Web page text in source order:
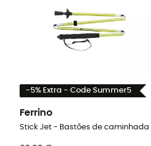
-5% Extra - Code Summer5
Ferrino
Stick Jet - Bastões de caminhada